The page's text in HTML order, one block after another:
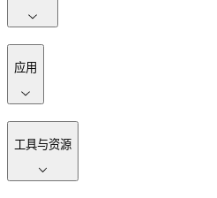
应用
工具与资源